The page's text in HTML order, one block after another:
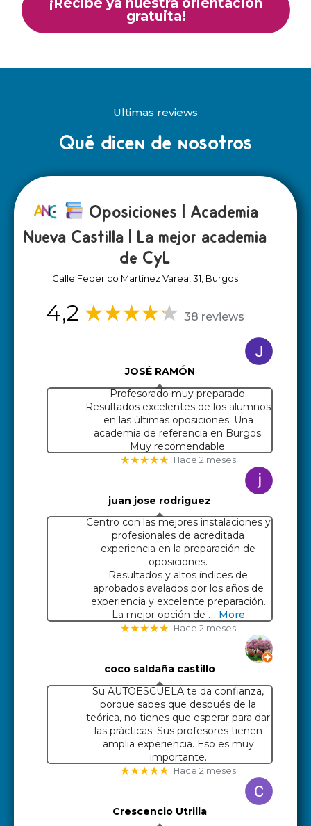
¡Recibe ya nuestra orientación
gratuita!
Ultimas reviews
Qué dicen de nosotros
Oposiciones | Academia
Nueva Castilla | La mejor academia
de CyL
Calle Federico Martínez Varea, 31, Burgos
4,2 38 reviews
JOSÉ RAMÓN
Profesorado muy preparado.
Resultados excelentes de los alumnos
en las últimas oposiciones. Una
academia de referencia en Burgos.
Muy recomendable.
★★★★★ Hace 2 meses
juan jose rodriguez
Centro con las mejores instalaciones y
profesionales de acreditada
experiencia en la preparación de
oposiciones.
Resultados y altos índices de
aprobados avalados por los años de
experiencia y excelente preparación.
La mejor opción de … More
★★★★★ Hace 2 meses
coco saldaña castillo
Su AUTOESCUELA te da confianza,
porque sabes que después de la
teórica, no tienes que esperar para dar
las prácticas. Sus profesores tienen
amplia experiencia. Eso es muy
importante.
★★★★★ Hace 2 meses
Crescencio Utrilla